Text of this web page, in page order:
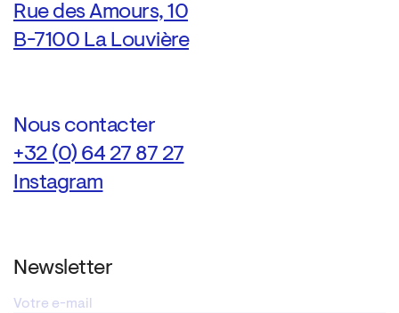
Rue des Amours, 10
B-7100 La Louvière
Nous contacter
+32 (0) 64 27 87 27
Instagram
Newsletter